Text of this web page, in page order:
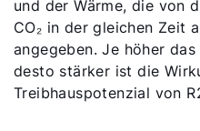
und der Wärme, die von
CO₂ in der gleichen Zeit
angegeben. Je höher
desto stärker ist die
Treibhauspotenzial von